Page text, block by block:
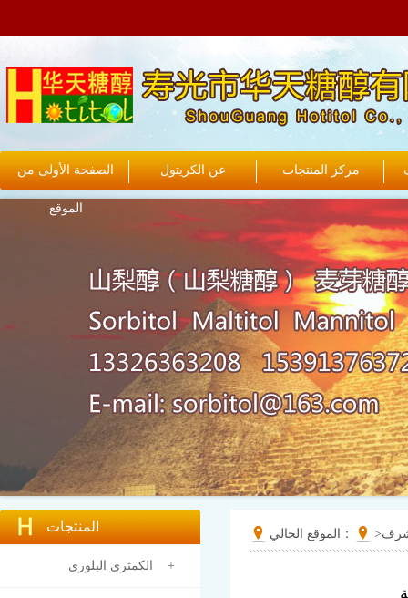
الصفحة الأولى من
الموقع
عن الكريتول مركز المنتجات
المنتجات
الكمثرى البلوري +
الموقع الحالي： >